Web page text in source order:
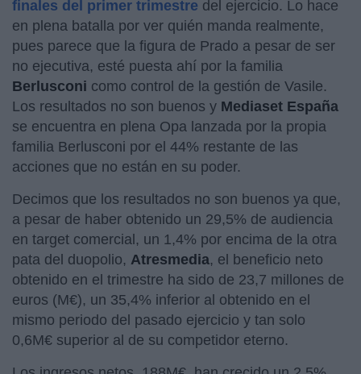
finales del primer trimestre del ejercicio. Lo hace
en plena batalla por ver quién manda realmente,
pues parece que la figura de Prado a pesar de ser
no ejecutiva, esté puesta ahí por la familia
Berlusconi como control de la gestión de Vasile.
Los resultados no son buenos y Mediaset España
se encuentra en plena Opa lanzada por la propia
familia Berlusconi por el 44% restante de las
acciones que no están en su poder.
Decimos que los resultados no son buenos ya que,
a pesar de haber obtenido un 29,5% de audiencia
en target comercial, un 1,4% por encima de la otra
pata del duopolio, Atresmedia, el beneficio neto
obtenido en el trimestre ha sido de 23,7 millones de
euros (M€), un 35,4% inferior al obtenido en el
mismo periodo del pasado ejercicio y tan solo
0,6M€ superior al de su competidor eterno.